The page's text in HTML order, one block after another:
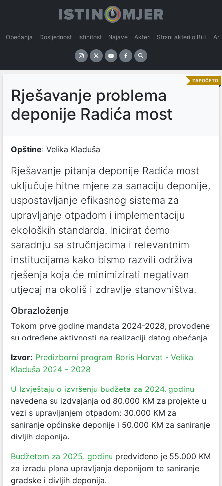
Obećanja Dosljednost Istinitost Najave Akteri Strani akteri o BiH
ZAPOČETO
Rješavanje problema
deponije Radića most
Opštine: Velika Kladuša
Rješavanje pitanja deponije Radića most
uključuje hitne mjere za sanaciju deponije,
uspostavljanje efikasnog sistema za
upravljanje otpadom i implementaciju
ekoloških standarda. Inicirat ćemo
saradnju sa stručnjacima i relevantnim
institucijama kako bismo razvili održiva
rješenja koja će minimizirati negativan
utjecaj na okoliš i zdravlje stanovništva.
Obrazloženje
Tokom prve godine mandata 2024-2028, provođene
su određene aktivnosti na realizaciji datog obećanja.
Izvor: Predizborni program Boris Horvat - Velika
Kladuša 2024 - 2028
U Izvještaju o izvršenju budžeta za 2024. godinu
navedena su izdvajanja od 80.000 KM za projekte u
vezi s upravljanjem otpadom: 30.000 KM za
saniranje općinske deponije i 50.000 KM za saniranje
divljih deponija.
Budžetom za 2025. godinu predviđeno je 55.000 KM
za izradu plana upravljanja deponijom te saniranje
gradske i divljih deponija.